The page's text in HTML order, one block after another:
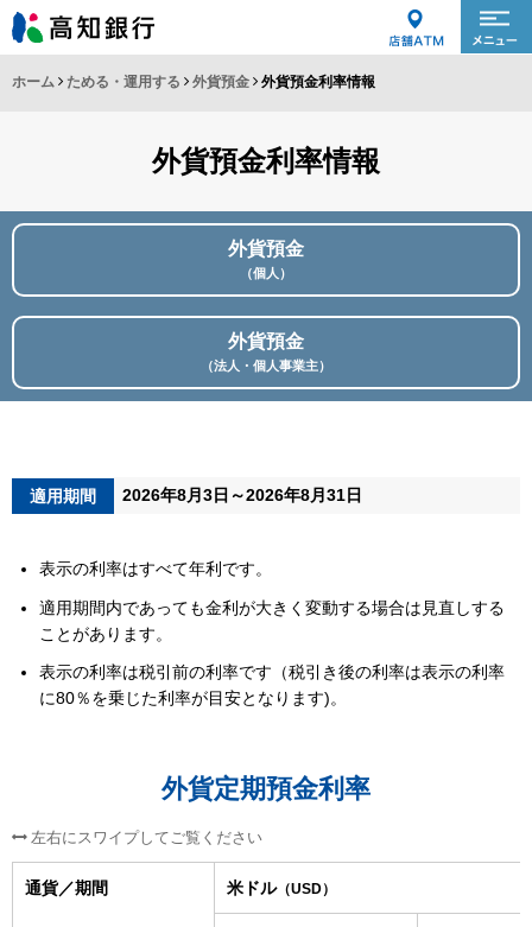
ホーム ためる・運用する 外貨預金 外貨預金利率情報
外貨預金利率情報
外貨預金
（個人）
外貨預金
（法人・個人事業主）
適用期間 2026年8月3日～2026年8月31日
表示の利率はすべて年利です。
適用期間内であっても金利が大きく変動する場合は見直しする
ことがあります。
表示の利率は税引前の利率です（税引き後の利率は表示の利率
に80％を乗じた利率が目安となります)。
外貨定期預金利率
通貨／期間 米ドル（USD）